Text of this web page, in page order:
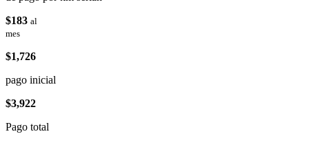
$183 al
mes
$1,726
pago inicial
$3,922
Pago total